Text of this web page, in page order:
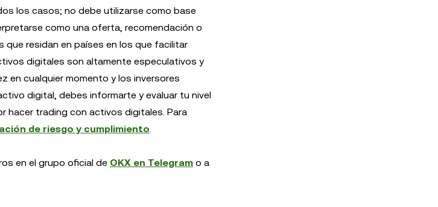
los casos; no debe utilizarse como base
como una oferta, recomendación o
residan en países en los que facilitar
digitales son altamente especulativos y
en cualquier momento y los inversores
digital, debes informarte y evaluar tu nivel
hacer trading con activos digitales. Para
de riesgo y cumplimiento.
en el grupo oficial de OKX en Telegram o a